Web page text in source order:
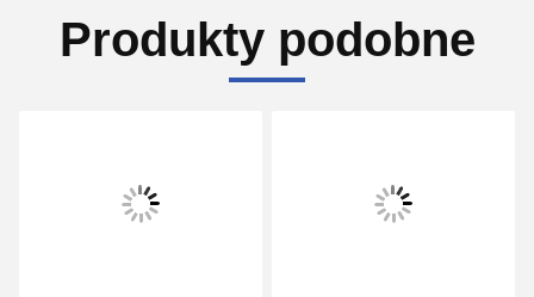
Produkty podobne